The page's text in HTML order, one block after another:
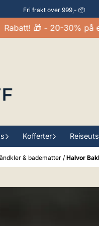
Fri frakt over 999,- 📦
🎁 - 20-30% på en
Kofferter
& badematter / Halvor